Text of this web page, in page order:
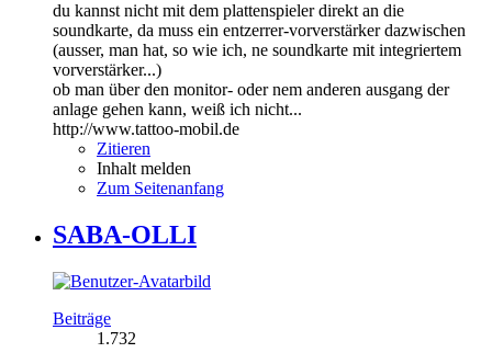
du kannst nicht mit dem plattenspieler direkt an die
soundkarte, da muss ein entzerrer-vorverstärker dazwischen
(ausser, man hat, so wie ich, ne soundkarte mit integriertem
vorverstärker...)
ob man über den monitor- oder nem anderen ausgang der
anlage gehen kann, weiß ich nicht...
http://www.tattoo-mobil.de
Zitieren
Inhalt melden
Zum Seitenanfang
SABA-OLLI
Beiträge
1.732